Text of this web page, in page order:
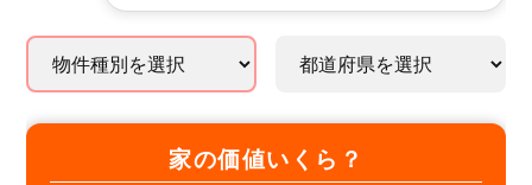
家の価値いくら？